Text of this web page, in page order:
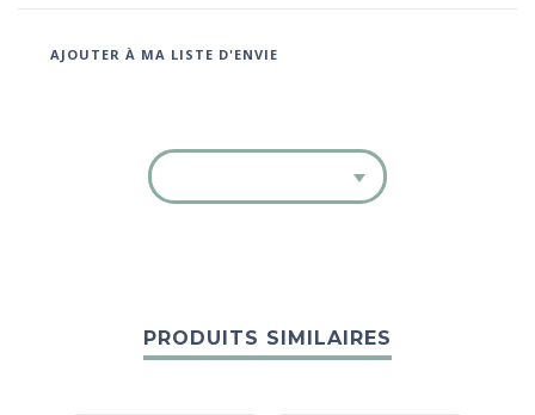
AJOUTER À MA LISTE D'ENVIE
PRODUITS SIMILAIRES